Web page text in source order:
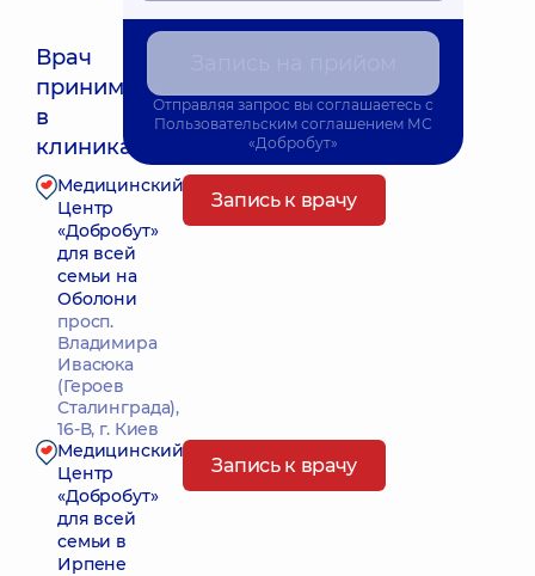
Врач
принимает
в
клиниках:
Ближайшее время приема: Завтра о 10:15
Медицинский
Центр
«Добробут»
для всей
семьи на
Оболони
просп.
Владимира
Ивасюка
(Героев
Сталинграда),
16-В, г. Киев
Запись к врачу
Медицинский
Центр
«Добробут»
для всей
семьи в
Ирпене
Запись к врачу
Отправляя запрос вы соглашаетесь с
Пользовательским соглашением МС
«Добробут»